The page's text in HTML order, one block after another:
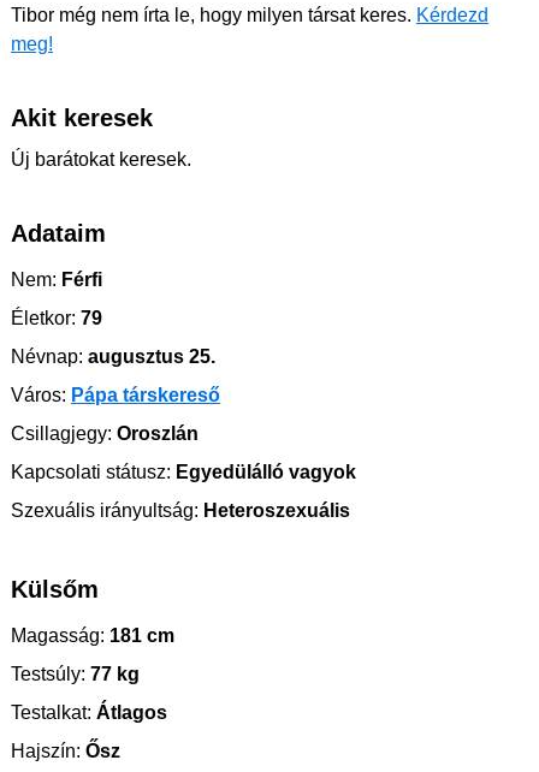
Tibor még nem írta le, hogy milyen társat keres. Kérdezd
meg!
Akit keresek
Új barátokat keresek.
Adataim
Nem: Férfi
Életkor: 79
Névnap: augusztus 25.
Város: Pápa társkereső
Csillagjegy: Oroszlán
Kapcsolati státusz: Egyedülálló vagyok
Szexuális irányultság: Heteroszexuális
Külsőm
Magasság: 181 cm
Testsúly: 77 kg
Testalkat: Átlagos
Hajszín: Ősz